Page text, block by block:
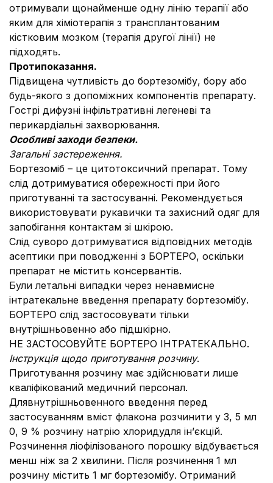
отримували щонайменше одну лінію терапії або
яким для хіміотерапія з трансплантованим
кістковим мозком (терапія другої лінії) не
підходять.
Протипоказання.
Підвищена чутливість до бортезомібу, бору або
будь-якого з допоміжних компонентів препарату.
Гострі дифузні інфільтративні легеневі та
перикардіальні захворювання.
Особливі заходи безпеки.
Загальні застереження.
Бортезоміб – це цитотоксичний препарат. Тому
слід дотримуватися обережності при його
приготуванні та застосуванні. Рекомендується
використовувати рукавички та захисний одяг для
запобігання контактам зі шкірою.
Слід суворо дотримуватися відповідних методів
асептики при поводженні з БОРТЕРО, оскільки
препарат не містить консервантів.
Були летальні випадки через ненавмисне
інтратекальне введення препарату бортезомібу.
БОРТЕРО слід застосовувати тільки
внутрішньовенно або підшкірно.
НЕ ЗАСТОСОВУЙТЕ БОРТЕРО ІНТРАТЕКАЛЬНО.
Інструкція щодо приготування розчину.
Приготування розчину має здійснювати лише
кваліфікований медичний персонал.
Длявнутрішньовенного введення перед
застосуванням вміст флакона розчинити у 3, 5 мл
0, 9 % розчину натрію хлоридудля ін’єкцій.
Розчинення ліофілізованого порошку відбувається
менш ніж за 2 хвилини. Після розчинення 1 мл
розчину містить 1 мг бортезомібу. Отриманий